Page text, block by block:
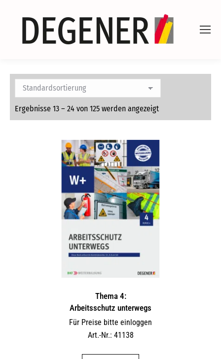
Ergebnisse 13 – 24 von 125 werden angezeigt
Thema 4:
Arbeitsschutz unterwegs
Für Preise bitte einloggen
Art.-Nr.: 41138